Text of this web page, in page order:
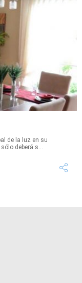
de la luz en su
deberá s...